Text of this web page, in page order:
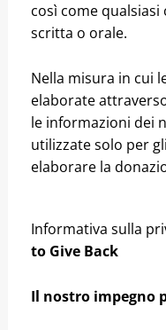
così come
scritta o orale.
Nella misura in cui
elaborate
le informazioni dei
utilizzate solo per
elaborare la
Informativa sulla
to Give Back
Il nostro impegno